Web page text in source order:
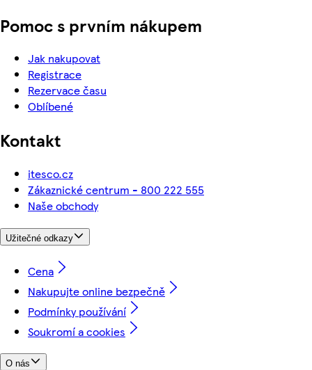
Pomoc s prvním nákupem
Jak nakupovat
Registrace
Rezervace času
Oblíbené
Kontakt
itesco.cz
Zákaznické centrum - 800 222 555
Naše obchody
Užitečné odkazy
Cena
Nakupujte online bezpečně
Podmínky používání
Soukromí a cookies
O nás